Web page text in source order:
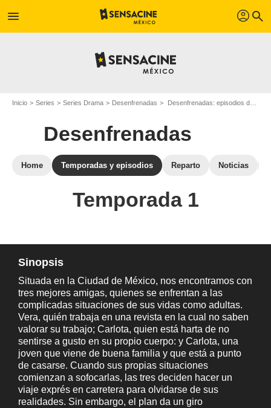
menu profil search
Inicio Series Series Drama Desenfrenadas Desenfrenadas: episodios de la temporada 1
Desenfrenadas
Home Temporadas y episodios Reparto Noticias
Temporada 1
Sinopsis
Situada en la Ciudad de México, nos encontramos con
tres mejores amigas, quienes se enfrentan a las
complicadas situaciones de sus vidas como adultas.
Vera, quién trabaja en una revista en la cual no saben
valorar su trabajo; Carlota, quien está harta de no
sentirse a gusto en su propio cuerpo: y Carlota, una
joven que viene de buena familia y que está a punto
de casarse. Cuando sus propias situaciones
comienzan a sofocarlas, las tres deciden hacer un
viaje exprés en carretera para olvidarse de sus
realidades. Sin embargo, el plan da un giro